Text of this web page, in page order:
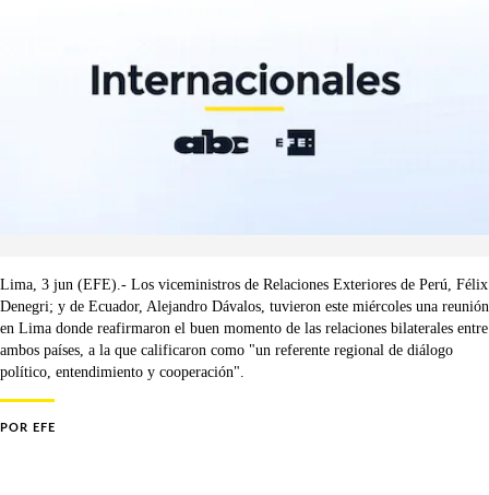
Lima, 3 jun (EFE).- Los viceministros de Relaciones Exteriores de Perú, Félix
Denegri; y de Ecuador, Alejandro Dávalos, tuvieron este miércoles una reunión
en Lima donde reafirmaron el buen momento de las relaciones bilaterales entre
ambos países, a la que calificaron como "un referente regional de diálogo
político, entendimiento y cooperación".
POR EFE